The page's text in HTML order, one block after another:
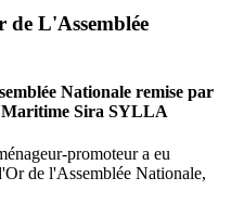
de L'Assemblée
Nationale remise par
Maritime Sira SYLLA
promoteur a eu
de l'Assemblée Nationale,